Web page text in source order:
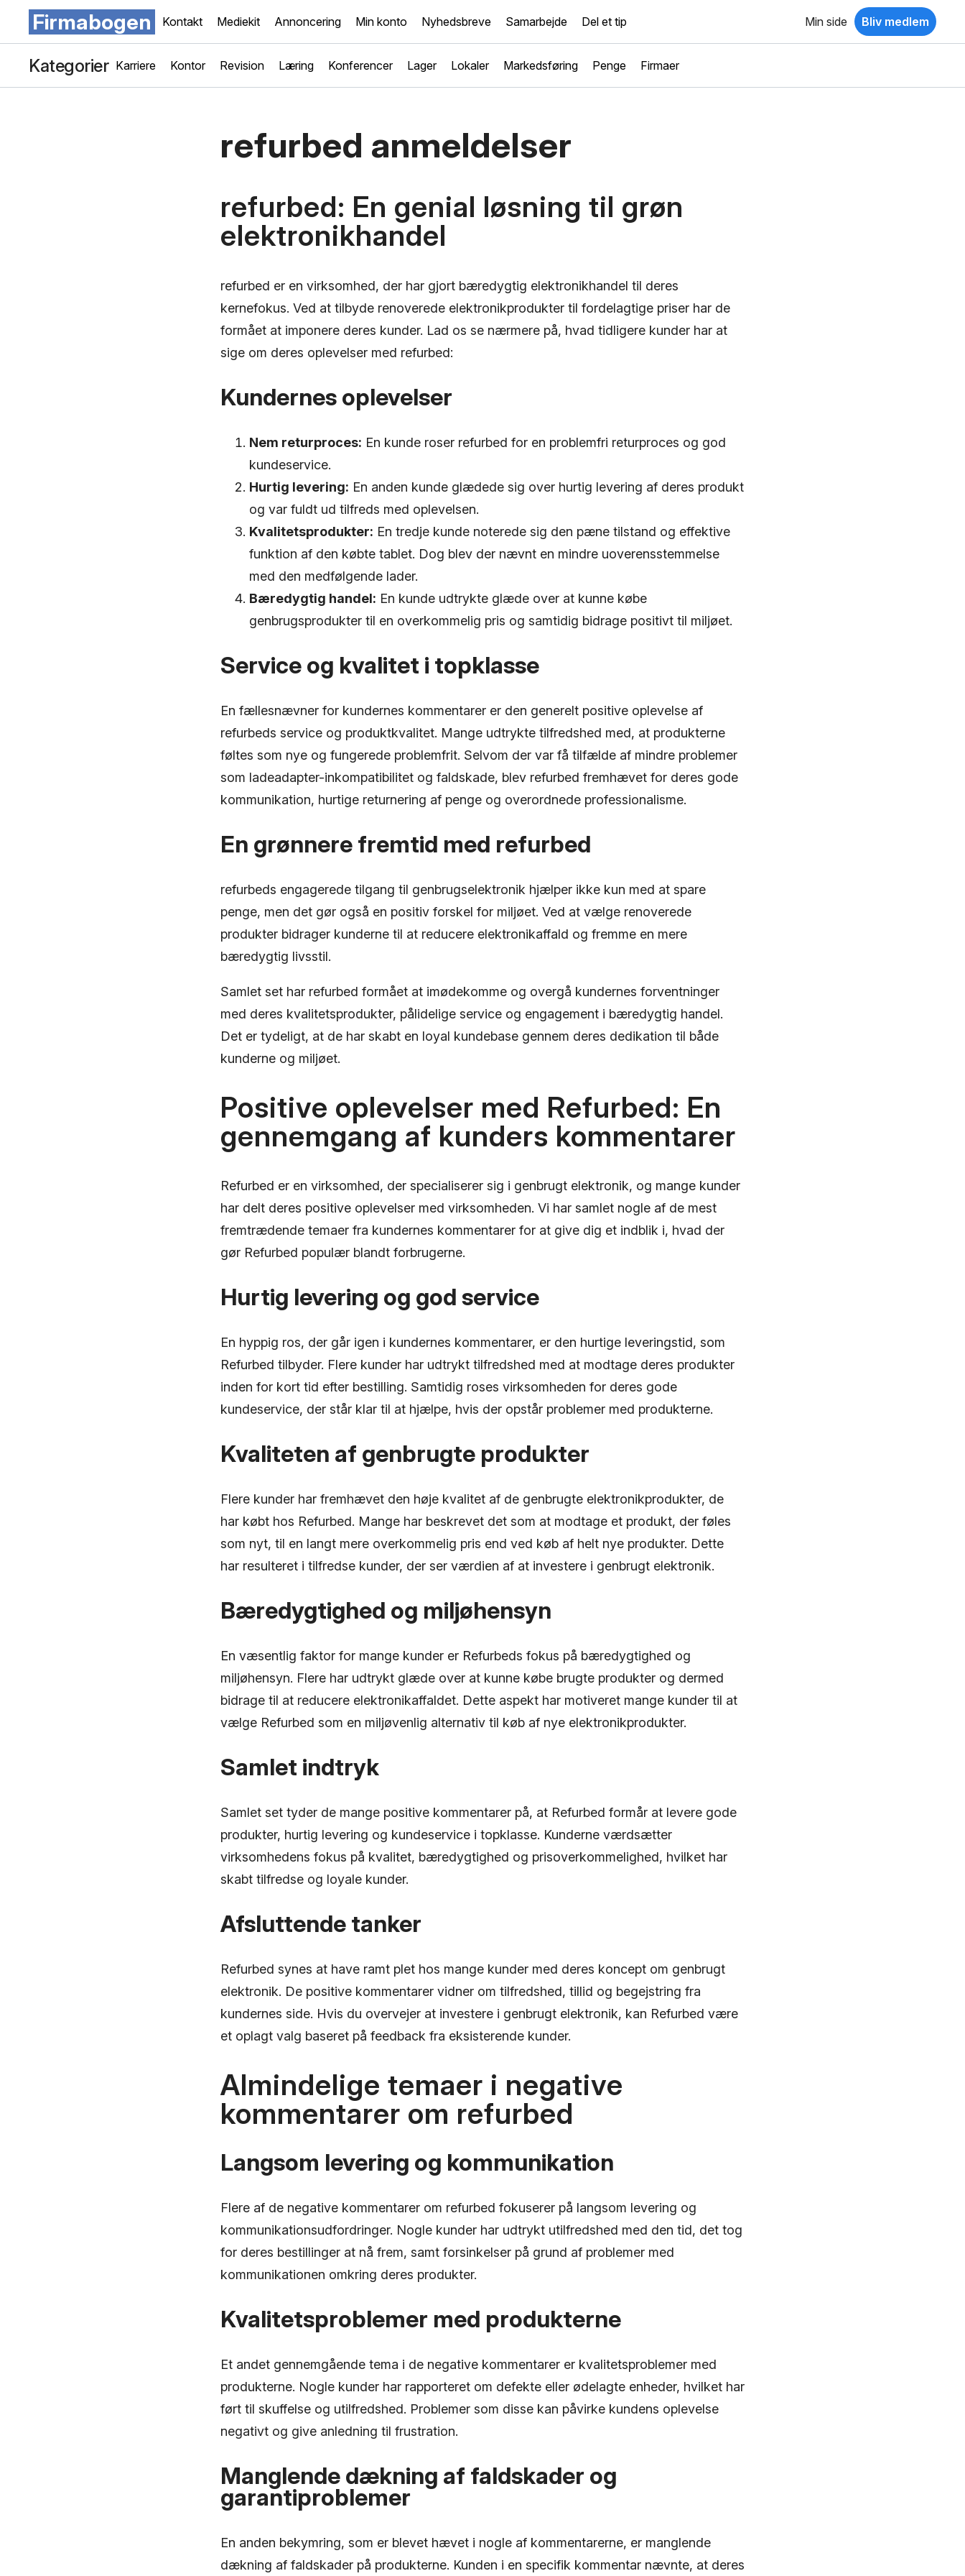
Firmabogen Kontakt Mediekit Annoncering Min konto Nyhedsbreve Samarbejde Del et tip Min side Bliv medlem
Kategorier Karriere Kontor Revision Læring Konferencer Lager Lokaler Markedsføring Penge Firmaer
refurbed anmeldelser
refurbed: En genial løsning til grøn
elektronikhandel
refurbed er en virksomhed, der har gjort bæredygtig elektronikhandel til deres
kernefokus. Ved at tilbyde renoverede elektronikprodukter til fordelagtige priser har de
formået at imponere deres kunder. Lad os se nærmere på, hvad tidligere kunder har at
sige om deres oplevelser med refurbed:
Kundernes oplevelser
Nem returproces: En kunde roser refurbed for en problemfri returproces og god
kundeservice.
Hurtig levering: En anden kunde glædede sig over hurtig levering af deres produkt
og var fuldt ud tilfreds med oplevelsen.
Kvalitetsprodukter: En tredje kunde noterede sig den pæne tilstand og effektive
funktion af den købte tablet. Dog blev der nævnt en mindre uoverensstemmelse
med den medfølgende lader.
Bæredygtig handel: En kunde udtrykte glæde over at kunne købe
genbrugsprodukter til en overkommelig pris og samtidig bidrage positivt til miljøet.
Service og kvalitet i topklasse
En fællesnævner for kundernes kommentarer er den generelt positive oplevelse af
refurbeds service og produktkvalitet. Mange udtrykte tilfredshed med, at produkterne
føltes som nye og fungerede problemfrit. Selvom der var få tilfælde af mindre problemer
som ladeadapter-inkompatibilitet og faldskade, blev refurbed fremhævet for deres gode
kommunikation, hurtige returnering af penge og overordnede professionalisme.
En grønnere fremtid med refurbed
refurbeds engagerede tilgang til genbrugselektronik hjælper ikke kun med at spare
penge, men det gør også en positiv forskel for miljøet. Ved at vælge renoverede
produkter bidrager kunderne til at reducere elektronikaffald og fremme en mere
bæredygtig livsstil.
Samlet set har refurbed formået at imødekomme og overgå kundernes forventninger
med deres kvalitetsprodukter, pålidelige service og engagement i bæredygtig handel.
Det er tydeligt, at de har skabt en loyal kundebase gennem deres dedikation til både
kunderne og miljøet.
Positive oplevelser med Refurbed: En
gennemgang af kunders kommentarer
Refurbed er en virksomhed, der specialiserer sig i genbrugt elektronik, og mange kunder
har delt deres positive oplevelser med virksomheden. Vi har samlet nogle af de mest
fremtrædende temaer fra kundernes kommentarer for at give dig et indblik i, hvad der
gør Refurbed populær blandt forbrugerne.
Hurtig levering og god service
En hyppig ros, der går igen i kundernes kommentarer, er den hurtige leveringstid, som
Refurbed tilbyder. Flere kunder har udtrykt tilfredshed med at modtage deres produkter
inden for kort tid efter bestilling. Samtidig roses virksomheden for deres gode
kundeservice, der står klar til at hjælpe, hvis der opstår problemer med produkterne.
Kvaliteten af genbrugte produkter
Flere kunder har fremhævet den høje kvalitet af de genbrugte elektronikprodukter, de
har købt hos Refurbed. Mange har beskrevet det som at modtage et produkt, der føles
som nyt, til en langt mere overkommelig pris end ved køb af helt nye produkter. Dette
har resulteret i tilfredse kunder, der ser værdien af at investere i genbrugt elektronik.
Bæredygtighed og miljøhensyn
En væsentlig faktor for mange kunder er Refurbeds fokus på bæredygtighed og
miljøhensyn. Flere har udtrykt glæde over at kunne købe brugte produkter og dermed
bidrage til at reducere elektronikaffaldet. Dette aspekt har motiveret mange kunder til at
vælge Refurbed som en miljøvenlig alternativ til køb af nye elektronikprodukter.
Samlet indtryk
Samlet set tyder de mange positive kommentarer på, at Refurbed formår at levere gode
produkter, hurtig levering og kundeservice i topklasse. Kunderne værdsætter
virksomhedens fokus på kvalitet, bæredygtighed og prisoverkommelighed, hvilket har
skabt tilfredse og loyale kunder.
Afsluttende tanker
Refurbed synes at have ramt plet hos mange kunder med deres koncept om genbrugt
elektronik. De positive kommentarer vidner om tilfredshed, tillid og begejstring fra
kundernes side. Hvis du overvejer at investere i genbrugt elektronik, kan Refurbed være
et oplagt valg baseret på feedback fra eksisterende kunder.
Almindelige temaer i negative
kommentarer om refurbed
Langsom levering og kommunikation
Flere af de negative kommentarer om refurbed fokuserer på langsom levering og
kommunikationsudfordringer. Nogle kunder har udtrykt utilfredshed med den tid, det tog
for deres bestillinger at nå frem, samt forsinkelser på grund af problemer med
kommunikationen omkring deres produkter.
Kvalitetsproblemer med produkterne
Et andet gennemgående tema i de negative kommentarer er kvalitetsproblemer med
produkterne. Nogle kunder har rapporteret om defekte eller ødelagte enheder, hvilket har
ført til skuffelse og utilfredshed. Problemer som disse kan påvirke kundens oplevelse
negativt og give anledning til frustration.
Manglende dækning af faldskader og
garantiproblemer
En anden bekymring, som er blevet hævet i nogle af kommentarerne, er manglende
dækning af faldskader på produkterne. Kunden i en specifik kommentar nævnte, at deres